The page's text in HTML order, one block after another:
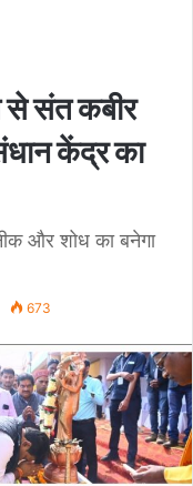
से संत कबीर
केंद्र का
और शोध का बनेगा
673